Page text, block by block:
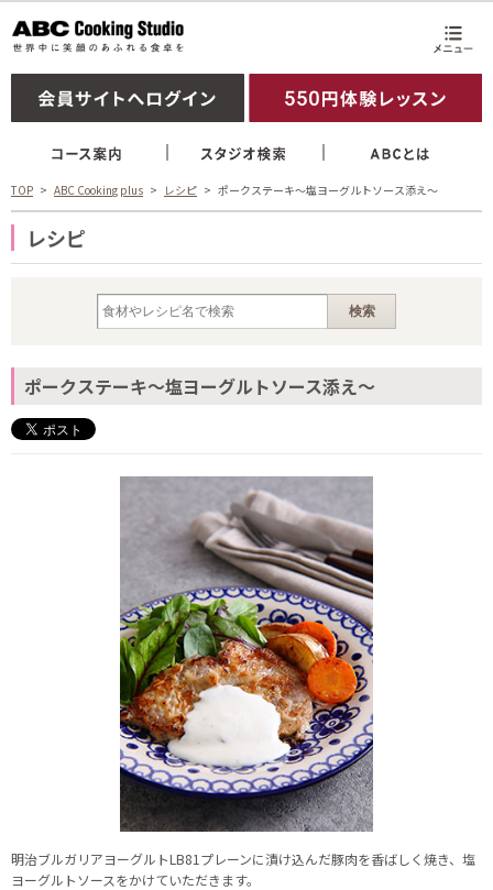
TOP ABC Cooking plus レシピ ポークステーキ～塩ヨーグルトソース添え～
レシピ
ポークステーキ～塩ヨーグルトソース添え～
明治ブルガリアヨーグルトLB81プレーンに漬け込んだ豚肉を香ばしく焼き、塩
ヨーグルトソースをかけていただきます。